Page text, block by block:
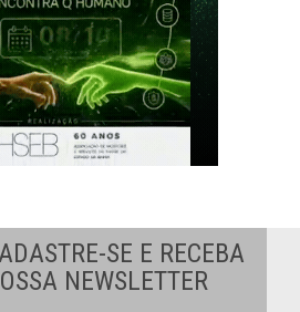
SE E RECEBA
NEWSLETTER